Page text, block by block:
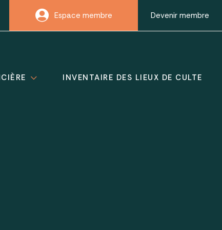
Espace membre Devenir membre
INVENTAIRE DES LIEUX DE CULTE